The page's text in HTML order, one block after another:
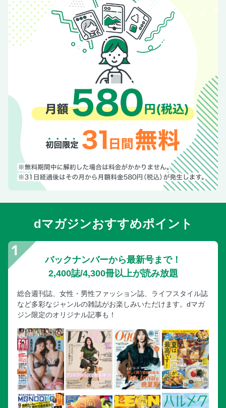
dマガジンおすすめポイント
バックナンバーから最新号まで！
2,400誌/4,300冊以上が読み放題
総合週刊誌、女性・男性ファッション誌、ライフスタイル誌
など多彩なジャンルの雑誌がお楽しみいただけます。dマガ
ジン限定のオリジナル記事も！